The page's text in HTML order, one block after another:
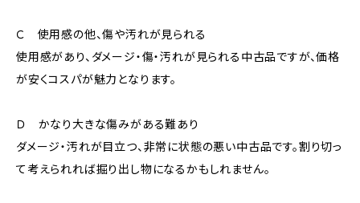
Ｃ 使用感の他、傷や汚れが見られる
使用感があり、ダメージ・傷・汚れが見られる中古品ですが、価格
が安くコスパが魅力となります。
Ｄ かなり大きな傷みがある難あり
ダメージ・汚れが目立つ、非常に状態の悪い中古品です。割り切っ
て考えられれば掘り出し物になるかもしれません。